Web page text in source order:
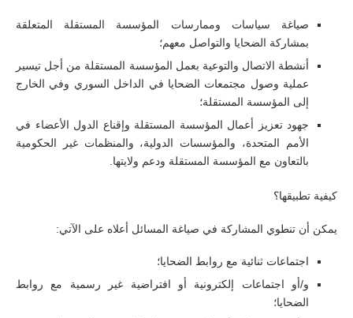
صياغة سياسات وممارسات المؤسسة المستقلة المتعلقة
بمشاركة الضحايا والتواصل معهم؛
أنشطة الاتصال والتوعية بعمل المؤسسة المستقلة من أجل تيسير
عملية وصول مجتمعات الضحايا في الداخل السوري وفي الخارج
إلى المؤسسة المستقلة؛
جهود تعزيز أعمال المؤسسة المستقلة وإقناع الدول الأعضاء في
الأمم المتحدة، والمؤسسات الدولية، والمنظمات غير الحكومية
بالتعاون مع المؤسسة المستقلة ودعم ولايتها.
كيفية تطبيقها؟
يمكن أن تنطوي المشاركة في صياغة المسائل أعلاه على الآتي:
اجتماعات ثنائية مع روابط الضحايا؛
و/أو اجتماعات إلكترونية أو افتراضية غير رسمية مع روابط
الضحايا؛